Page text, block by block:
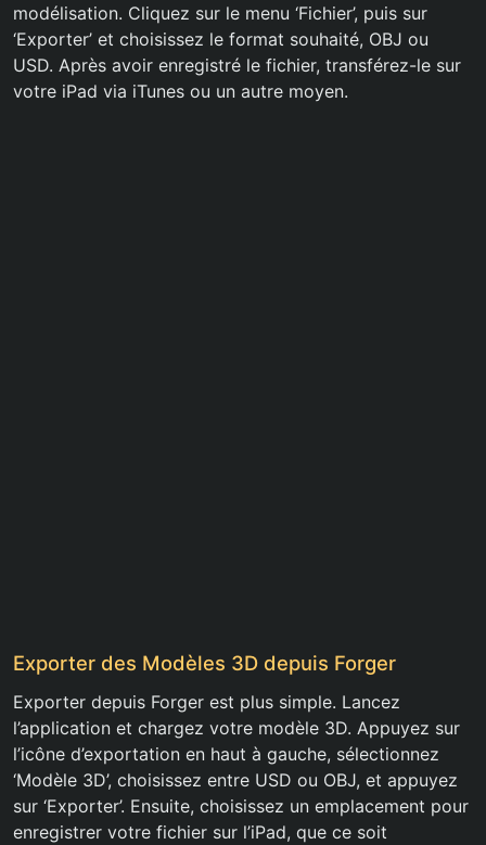
modélisation. Cliquez sur le menu ‘Fichier’, puis sur
‘Exporter’ et choisissez le format souhaité, OBJ ou
USD. Après avoir enregistré le fichier, transférez-le sur
votre iPad via iTunes ou un autre moyen.
Exporter des Modèles 3D depuis Forger
Exporter depuis Forger est plus simple. Lancez
l’application et chargez votre modèle 3D. Appuyez sur
l’icône d’exportation en haut à gauche, sélectionnez
‘Modèle 3D’, choisissez entre USD ou OBJ, et appuyez
sur ‘Exporter’. Ensuite, choisissez un emplacement pour
enregistrer votre fichier sur l’iPad, que ce soit